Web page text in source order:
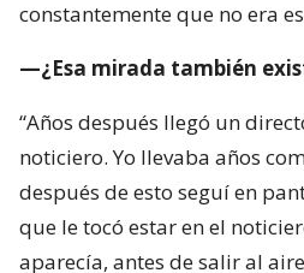
después de esto seguí en
que le tocó estar en el
aparecía, antes de salir al
conversar contigo, quiero
que no te vuelva a pasar’. Y
cree que esto lo dije porque
—¿Qué relación tienes hoy